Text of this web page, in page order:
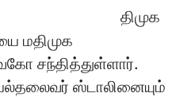
திமுக
மதிமுக
சந்தித்துள்ளார்.
ஸ்டாலினையும்